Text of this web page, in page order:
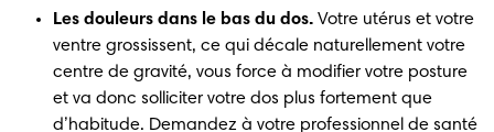
Les douleurs dans le bas du dos. Votre utérus et votre
ventre grossissent, ce qui décale naturellement votre
centre de gravité, vous force à modifier votre posture
et va donc solliciter votre dos plus fortement que
d’habitude. Demandez à votre professionnel de santé